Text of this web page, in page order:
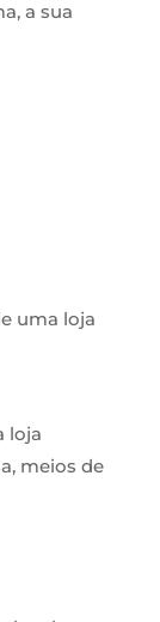
a sua
uma loja
loja
meios de